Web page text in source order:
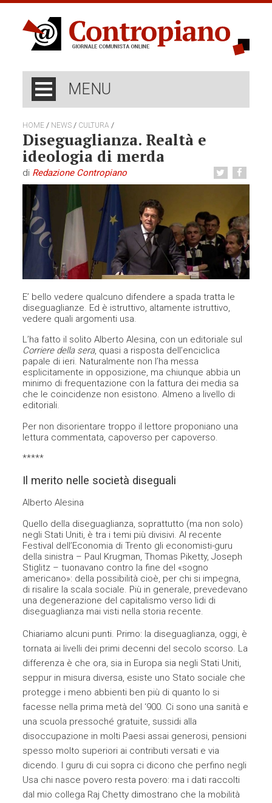
MENU
HOME / NEWS / CULTURA /
Diseguaglianza. Realtà e
ideologia di merda
di Redazione Contropiano
E’ bello vedere qualcuno difendere a spada tratta le
diseguaglianze. Ed è istruttivo, altamente istruttivo,
vedere quali argomenti usa.
L’ha fatto il solito Alberto Alesina, con un editoriale sul
Corriere della sera, quasi a risposta dell’enciclica
papale di ieri. Naturalmente non l’ha messa
esplicitamente in opposizione, ma chiunque abbia un
minimo di frequentazione con la fattura dei media sa
che le coincidenze non esistono. Almeno a livello di
editoriali.
Per non disorientare troppo il lettore proponiano una
lettura commentata, capoverso per capoverso.
*****
Il merito nelle società diseguali
Alberto Alesina
Quello della diseguaglianza, soprattutto (ma non solo)
negli Stati Uniti, è tra i temi più divisivi. Al recente
Festival dell’Economia di Trento gli economisti-guru
della sinistra – Paul Krugman, Thomas Piketty, Joseph
Stiglitz – tuonavano contro la fine del «sogno
americano»: della possibilità cioè, per chi si impegna,
di risalire la scala sociale. Più in generale, prevedevano
una degenerazione del capitalismo verso lidi di
diseguaglianza mai visti nella storia recente.
Chiariamo alcuni punti. Primo: la diseguaglianza, oggi, è
tornata ai livelli dei primi decenni del secolo scorso. La
differenza è che ora, sia in Europa sia negli Stati Uniti,
seppur in misura diversa, esiste uno Stato sociale che
protegge i meno abbienti ben più di quanto lo si
facesse nella prima metà del ‘900. Ci sono una sanità e
una scuola pressoché gratuite, sussidi alla
disoccupazione in molti Paesi assai generosi, pensioni
spesso molto superiori ai contributi versati e via
dicendo. I guru di cui sopra ci dicono che perfino negli
Usa chi nasce povero resta povero: ma i dati raccolti
dal mio collega Raj Chetty dimostrano che la mobilità